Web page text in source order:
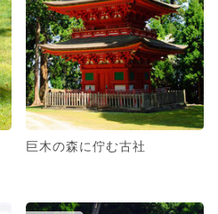
巨木の森に佇む古社